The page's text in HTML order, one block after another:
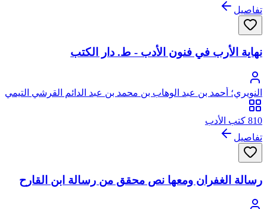
تفاصيل
نهاية الأرب في فنون الأدب - ط. دار الكتب
النويري؛ أحمد بن عبد الوهاب بن محمد بن عبد الدائم القرشي التيمي
البكري، شهاب الدين النويري
810 كتب الأدب
تفاصيل
رسالة الغفران ومعها نص محقق من رسالة ابن القارح